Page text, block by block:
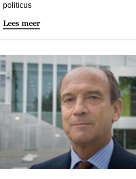
politicus
Lees meer